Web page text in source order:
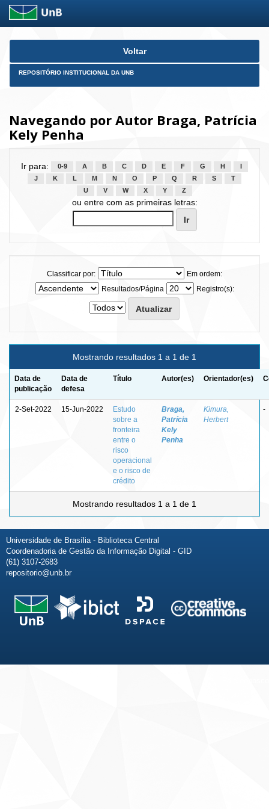
Skip
Voltar
REPOSITÓRIO INSTITUCIONAL DA UNB
Navegando por Autor Braga, Patrícia
Kely Penha
Ir para: 0-9 A B C D E F G H
J
K L M N O P Q R S
T
U
V W X Y Z
ou entre com as primeiras letras:
Classificar por:
Em ordem:
Resultados/Página
Registro(s):
Mostrando resultados 1 a 1 de 1
Data de
publicação
Data de
defesa
Título Autor(es) Orientador(es)
2-Set-2022 15-Jun-2022
Estudo
sobre a
fronteira
entre o
risco
operacional
e o risco de
crédito
Braga,
Patrícia
Kely
Penha
Kimura,
Herbert
-
Mostrando resultados 1 a 1 de 1
Universidade de Brasília - Biblioteca Central
Coordenadoria de Gestão da Informação Digital - GID
(61) 3107-2683
repositorio@unb.br